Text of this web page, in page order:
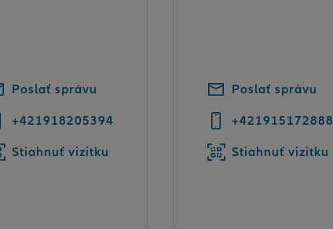
Poslať správu
+421918205394
Stiahnuť vizitku
Poslať správu
+421915172888
Stiahnuť vizitku